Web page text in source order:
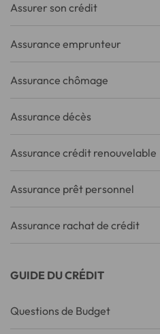
Assurer son crédit
Assurance emprunteur
Assurance chômage
Assurance décès
Assurance crédit renouvelable
Assurance prêt personnel
Assurance rachat de crédit
GUIDE DU CRÉDIT
Questions de Budget